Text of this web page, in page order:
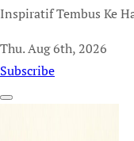
Inspiratif Tembus Ke
Thu. Aug 6th, 2026
Subscribe